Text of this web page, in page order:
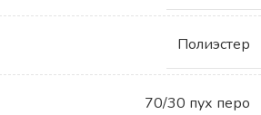
Полиэстер
70/30 пух перо